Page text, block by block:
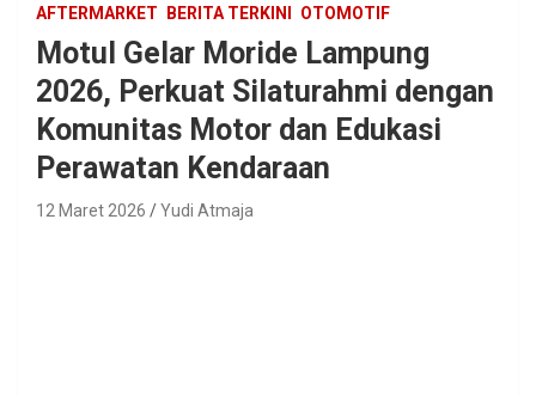
AFTERMARKET BERITA TERKINI OTOMOTIF
Motul Gelar Moride Lampung
2026, Perkuat Silaturahmi dengan
Komunitas Motor dan Edukasi
Perawatan Kendaraan
12 Maret 2026 Yudi Atmaja